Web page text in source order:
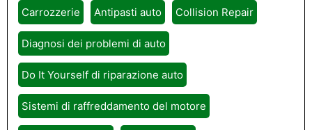
Carrozzerie Antipasti auto Collision Repair
Diagnosi dei problemi di auto
Do It Yourself di riparazione auto
Sistemi di raffreddamento del motore